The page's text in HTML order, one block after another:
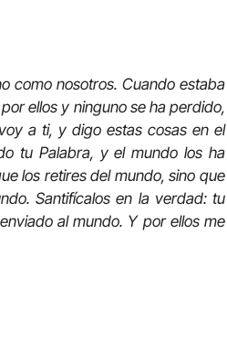
como nosotros. Cuando estaba
ellos y ninguno se ha perdido,
a ti, y digo estas cosas en el
tu Palabra, y el mundo los ha
los retires del mundo, sino que
Santifícalos en la verdad: tu
al mundo. Y por ellos me